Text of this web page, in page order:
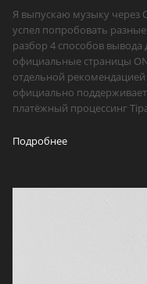
Я выпускаю музыку через
успел попробовать
разбор 4 способов вывода
официальные страницы
отдельной
официально
платёжный процессинг
Подробнее